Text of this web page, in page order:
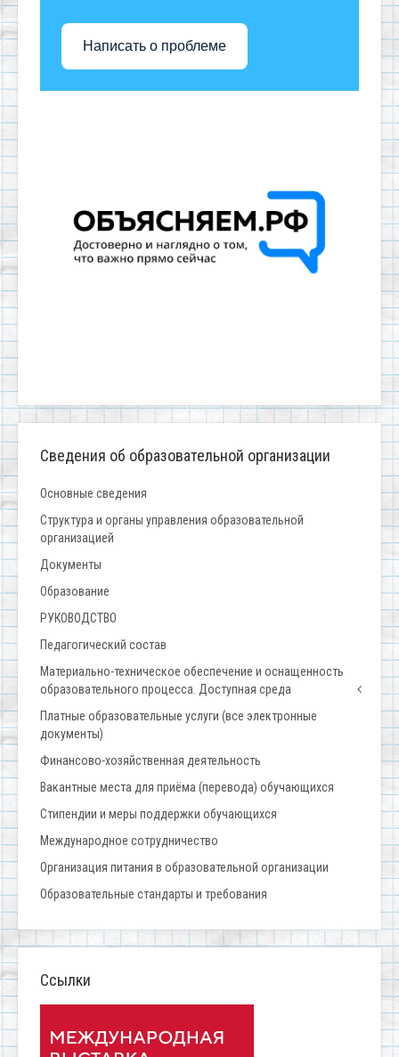
Написать о проблеме
Сведения об образовательной организации
Основные сведения
Структура и органы управления образовательной
организацией
Документы
Образование
РУКОВОДСТВО
Педагогический состав
Материально-техническое обеспечение и оснащенность
образовательного процесса. Доступная среда
Платные образовательные услуги (все электронные
документы)
Финансово-хозяйственная деятельность
Вакантные места для приёма (перевода) обучающихся
Стипендии и меры поддержки обучающихся
Международное сотрудничество
Организация питания в образовательной организации
Образовательные стандарты и требования
Ссылки